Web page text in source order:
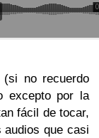
(si no recuerdo
excepto por la
fácil de tocar,
audios que casi